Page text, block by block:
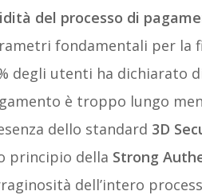
del processo di
fondamentali per la
degli utenti ha dichiarato
è troppo lungo
dello standard 3D
principio della Strong
dell’intero